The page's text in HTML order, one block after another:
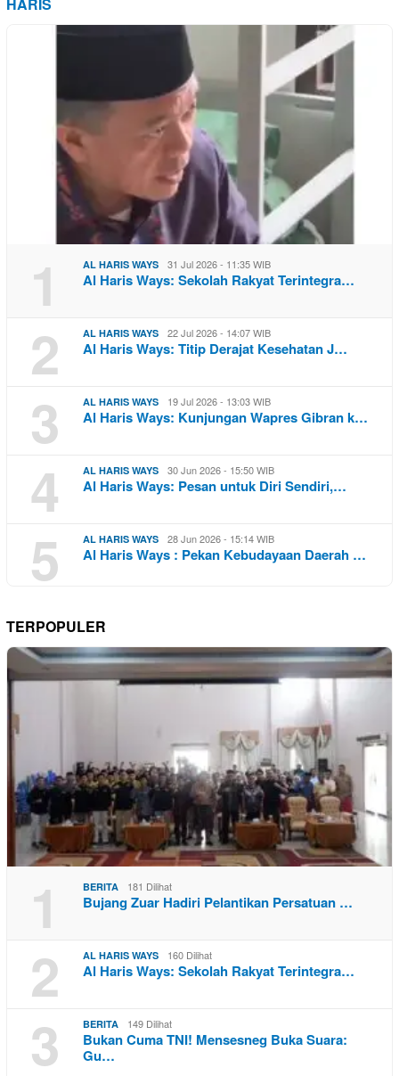
HARIS
1 AL HARIS WAYS 31 Jul 2026 - 11:35 WIB
Al Haris Ways: Sekolah Rakyat Terintegra…
2 AL HARIS WAYS 22 Jul 2026 - 14:07 WIB
Al Haris Ways: Titip Derajat Kesehatan J…
3 AL HARIS WAYS 19 Jul 2026 - 13:03 WIB
Al Haris Ways: Kunjungan Wapres Gibran k…
4 AL HARIS WAYS 30 Jun 2026 - 15:50 WIB
Al Haris Ways: Pesan untuk Diri Sendiri,…
5 AL HARIS WAYS 28 Jun 2026 - 15:14 WIB
Al Haris Ways : Pekan Kebudayaan Daerah …
TERPOPULER
1 BERITA 181 Dilihat
Bujang Zuar Hadiri Pelantikan Persatuan …
2 AL HARIS WAYS 160 Dilihat
Al Haris Ways: Sekolah Rakyat Terintegra…
3 BERITA 149 Dilihat
Bukan Cuma TNI! Mensesneg Buka Suara:
Gu…